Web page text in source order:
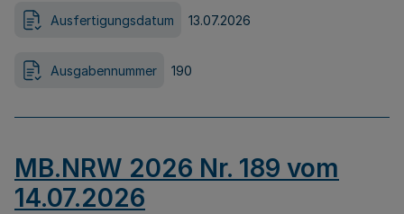
Ausfertigungsdatum 13.07.2026
Ausgabennummer 190
MB.NRW 2026 Nr. 189 vom
14.07.2026